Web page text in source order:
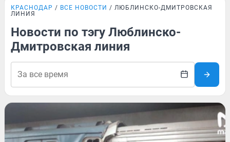
КРАСНОДАР ВСЕ НОВОСТИ
ЛЮБЛИНСКО-ДМИТРОВСКАЯ
ЛИНИЯ
Новости по тэгу Люблинско-
Дмитровская линия